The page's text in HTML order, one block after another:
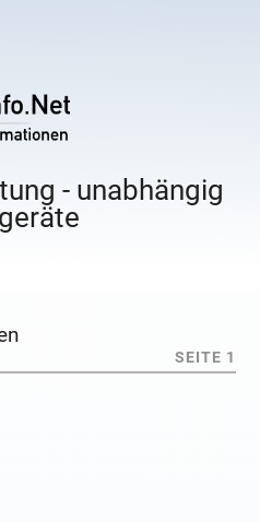
- unabhängig
SEITE 1